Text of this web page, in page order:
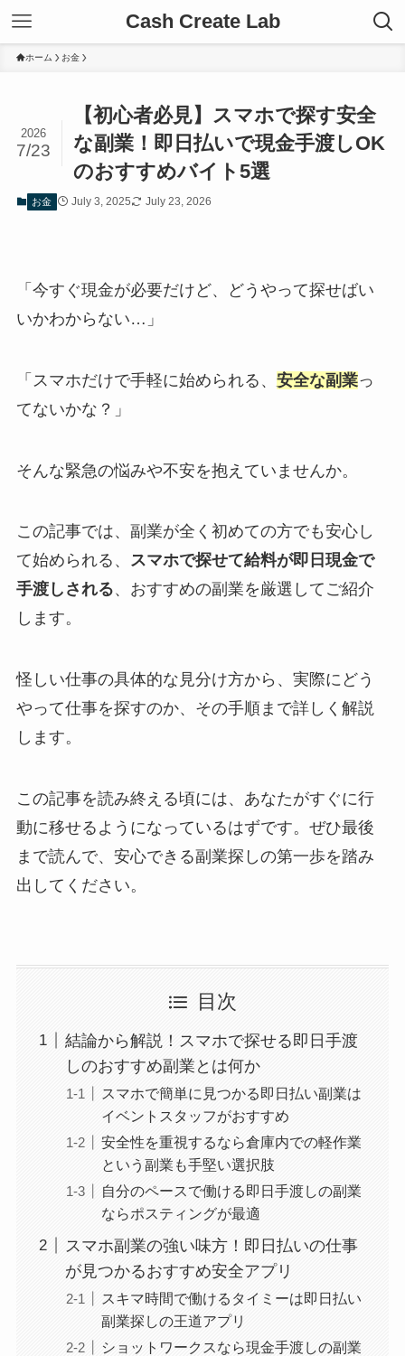
Cash Create Lab
ホーム お金
【初心者必見】スマホで探す安全
な副業！即日払いで現金手渡しOK
のおすすめバイト5選
2026
7/23
お金 July 3, 2025 July 23, 2026
「今すぐ現金が必要だけど、どうやって探せばい
いかわからない…」
「スマホだけで手軽に始められる、 安全な副業っ
てないかな？」
そんな緊急の悩みや不安を抱えていませんか。
この記事では、副業が全く初めての方でも安心し
て始められる、 スマホで探せて給料が即日現金で
手渡しされる、おすすめの副業を厳選してご紹介
します。
怪しい仕事の具体的な見分け方から、実際にどう
やって仕事を探すのか、その手順まで詳しく解説
します。
この記事を読み終える頃には、あなたがすぐに行
動に移せるようになっているはずです。ぜひ最後
まで読んで、安心できる副業探しの第一歩を踏み
出してください。
目次
結論から解説！スマホで探せる即日手渡
しのおすすめ副業とは何か
スマホで簡単に見つかる即日払い副業は
イベントスタッフがおすすめ
安全性を重視するなら倉庫内での軽作業
という副業も手堅い選択肢
自分のペースで働ける即日手渡しの副業
ならポスティングが最適
スマホ副業の強い味方！即日払いの仕事
が見つかるおすすめ安全アプリ
スキマ時間で働けるタイミーは即日払い
副業探しの王道アプリ
ショットワークスなら現金手渡しの副業